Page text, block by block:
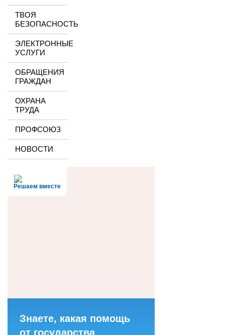
ТВОЯ
БЕЗОПАСНОСТЬ
ЭЛЕКТРОННЫЕ
УСЛУГИ
ОБРАЩЕНИЯ
ГРАЖДАН
ОХРАНА
ТРУДА
ПРОФСОЮЗ
НОВОСТИ
Решаем вместе
Знаете, какая помощь
от государства